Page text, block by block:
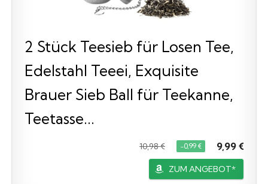
2 Stück Teesieb für Losen Tee,
Edelstahl Teeei, Exquisite
Brauer Sieb Ball für Teekanne,
Teetasse...
10,98 € −0,99 € 9,99 €
ZUM ANGEBOT*